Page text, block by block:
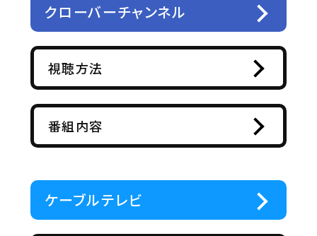
クローバーチャンネル
視聴方法
番組内容
ケーブルテレビ